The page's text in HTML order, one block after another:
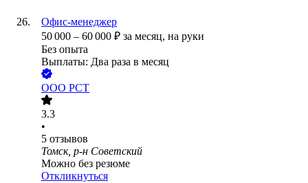
Офис-менеджер
50 000 – 60 000 ₽ за месяц, на руки
Без опыта
Выплаты: Два раза в месяц
ООО РСТ
3.3
•
5 отзывов
Томск, р-н Советский
Можно без резюме
Откликнуться